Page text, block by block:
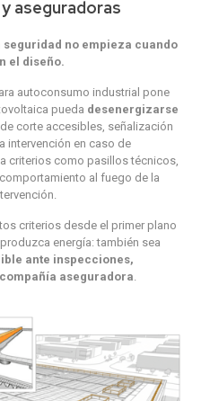
aseguradoras
no empieza cuando
el diseño.
autoconsumo industrial pone
pueda desenergizarse
corte accesibles, señalización
intervención en caso de
criterios como pasillos técnicos,
al fuego de la
criterios desde el primer plano
energía: también sea
ante inspecciones,
aseguradora.